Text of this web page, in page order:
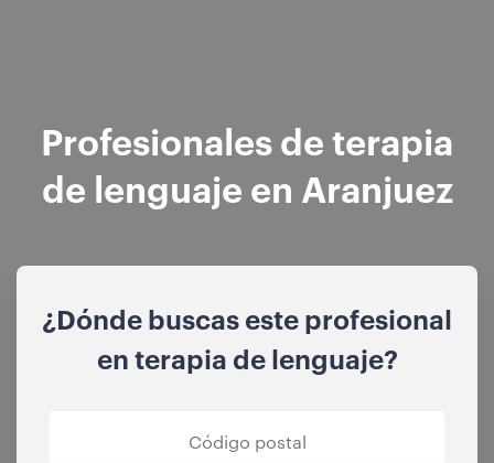
Profesionales de terapia
de lenguaje en Aranjuez
¿Dónde buscas este profesional
en terapia de lenguaje?